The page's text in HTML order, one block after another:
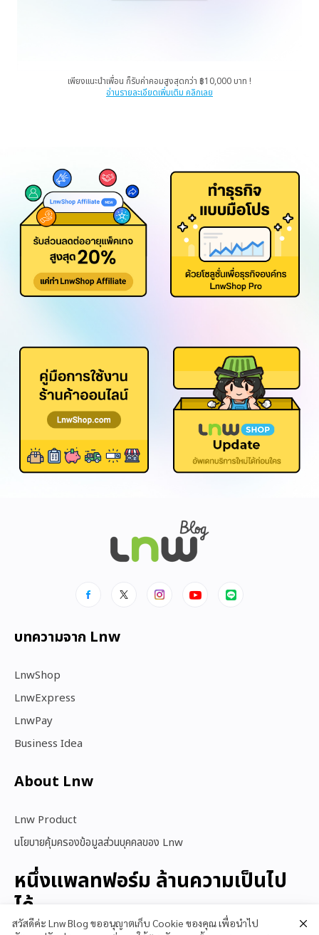
เพียงแนะนำเพื่อน ก็รับค่าคอมสูงสุดกว่า ฿10,000 บาท !
อ่านรายละเอียดเพิ่มเติม คลิกเลย
บทความจาก Lnw
LnwShop
LnwExpress
LnwPay
Business Idea
About Lnw​
Lnw Product
นโยบายคุ้มครองข้อมูลส่วนบุคคลของ Lnw
หนึ่งแพลทฟอร์ม ล้านความเป็นไป
ได้
สวัสดีค่ะ Lnw Blog ขออนุญาตเก็บ Cookie ของคุณ เพื่อนำไป